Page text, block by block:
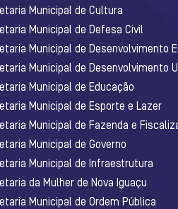
Municipal de Cultura
Municipal de Defesa Civil
Municipal de Desenvolvimento
Municipal de Desenvolvimento
Municipal de Educação
Municipal de Esporte e Lazer
Municipal de Fazenda e
Municipal de Governo
Municipal de Infraestrutura
da Mulher de Nova Iguaçu
Municipal de Ordem Pública